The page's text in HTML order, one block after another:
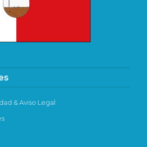
& Aviso Legal